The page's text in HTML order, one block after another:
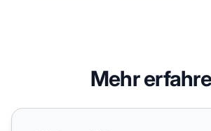
Mehr
Direktverlinkung